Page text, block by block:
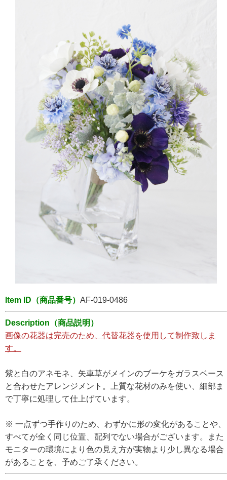
Item ID（商品番号） AF-019-0486
Description（商品説明）
画像の花器は完売のため、代替花器を使用して制作致しま
す。
紫と白のアネモネ、矢車草がメインのブーケをガラスベース
と合わせたアレンジメント。上質な花材のみを使い、細部ま
で丁寧に処理して仕上げています。
※ 一点ずつ手作りのため、わずかに形の変化があることや、
すべてが全く同じ位置、配列でない場合がございます。また
モニターの環境により色の見え方が実物より少し異なる場合
があることを、予めご了承ください。